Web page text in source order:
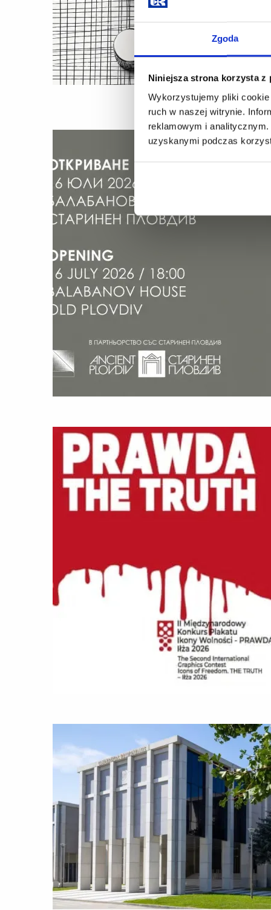
Zgoda
Niniejsza strona korzysta z
Wykorzystujemy pliki
ruch w naszej witrynie.
reklamowym i
uzyskanymi podczas